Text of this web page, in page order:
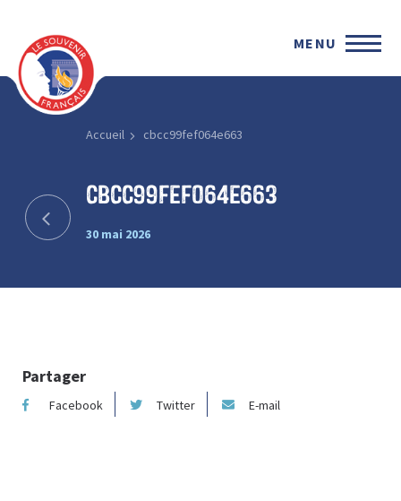
MENU
Accueil cbcc99fef064e663
cbcc99fef064e663
30 mai 2026
Partager
Facebook Twitter E-mail